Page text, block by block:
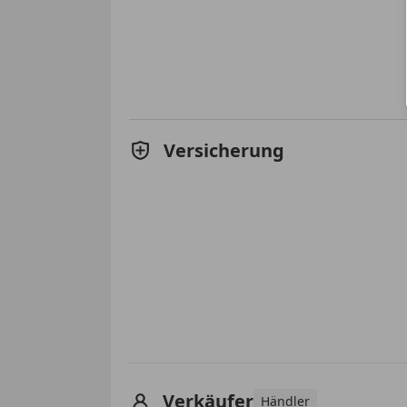
Versicherung
Verkäufer Händler